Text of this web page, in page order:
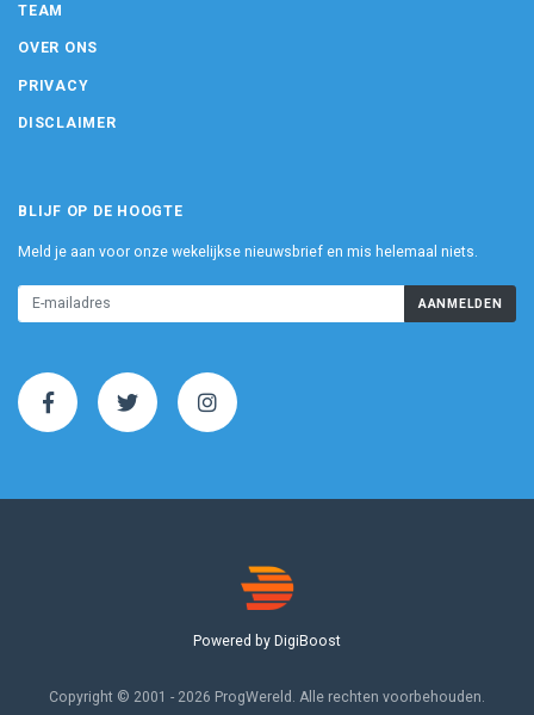
TEAM
OVER ONS
PRIVACY
DISCLAIMER
BLIJF OP DE HOOGTE
Meld je aan voor onze wekelijkse nieuwsbrief en mis helemaal niets.
AANMELDEN
Powered by DigiBoost
Copyright © 2001 - 2026 ProgWereld. Alle rechten voorbehouden.